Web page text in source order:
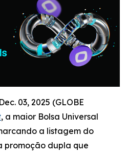
03, 2025 (GLOBE
, a maior Bolsa Universal
a listagem do
promoção dupla que